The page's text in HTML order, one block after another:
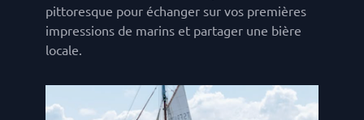
pittoresque pour échanger sur vos premières
impressions de marins et partager une bière
locale.